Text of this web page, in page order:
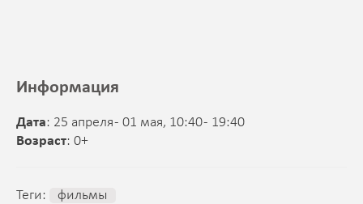
Информация
Дата: 25 апреля - 01 мая, 10:40 - 19:40
Возраст: 0+
Теги: фильмы